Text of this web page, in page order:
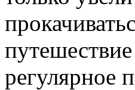
регулярное